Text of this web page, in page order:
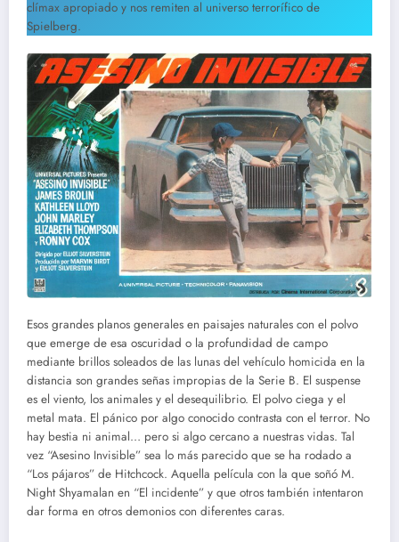
clímax apropiado y nos remiten al universo terrorífico de
Spielberg.
Esos grandes planos generales en paisajes naturales con el polvo
que emerge de esa oscuridad o la profundidad de campo
mediante brillos soleados de las lunas del vehículo homicida en la
distancia son grandes señas impropias de la Serie B. El suspense
es el viento, los animales y el desequilibrio. El polvo ciega y el
metal mata. El pánico por algo conocido contrasta con el terror. No
hay bestia ni animal… pero si algo cercano a nuestras vidas. Tal
vez “Asesino Invisible” sea lo más parecido que se ha rodado a
“Los pájaros” de Hitchcock. Aquella película con la que soñó M.
Night Shyamalan en “El incidente” y que otros también intentaron
dar forma en otros demonios con diferentes caras.